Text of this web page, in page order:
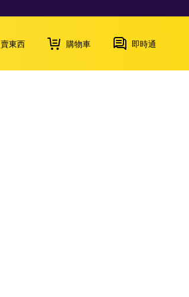
賣東西 購物車 即時通